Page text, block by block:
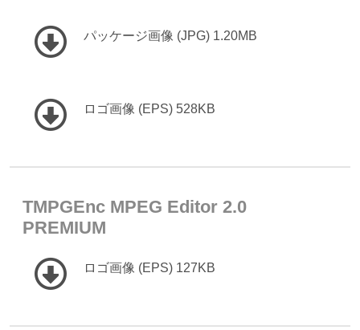
パッケージ画像 (JPG) 1.20MB
ロゴ画像 (EPS) 528KB
TMPGEnc MPEG Editor 2.0
PREMIUM
ロゴ画像 (EPS) 127KB